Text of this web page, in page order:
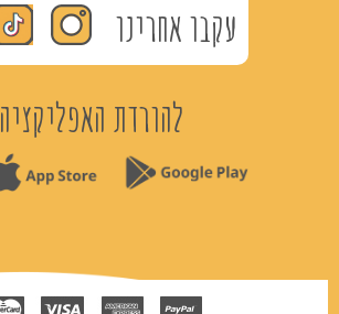
עקבו אחרינו
להורדת האפליקציה